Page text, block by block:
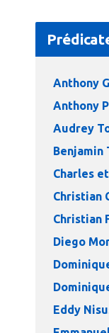
Anthony
Anthony
Audrey
Benjamin
Charles
Christian
Christian
Diego
Eddy